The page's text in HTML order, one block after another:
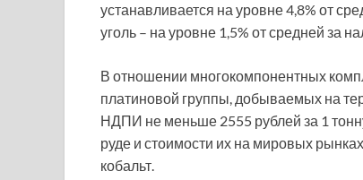
устанавливается на уровне 4,8% от
уголь – на уровне 1,5% от средней за
В отношении многокомпонентных
платиновой группы, добываемых на
НДПИ не меньше 2555 рублей за 1
руде и стоимости их на мировых
кобальт.